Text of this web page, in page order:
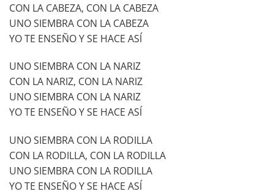
CON LA CABEZA, CON LA CABEZA
UNO SIEMBRA CON LA CABEZA
YO TE ENSEÑO Y SE HACE ASÍ
UNO SIEMBRA CON LA NARIZ
CON LA NARIZ, CON LA NARIZ
UNO SIEMBRA CON LA NARIZ
YO TE ENSEÑO Y SE HACE ASÍ
UNO SIEMBRA CON LA RODILLA
CON LA RODILLA, CON LA RODILLA
UNO SIEMBRA CON LA RODILLA
YO TE ENSEÑO Y SE HACE ASÍ